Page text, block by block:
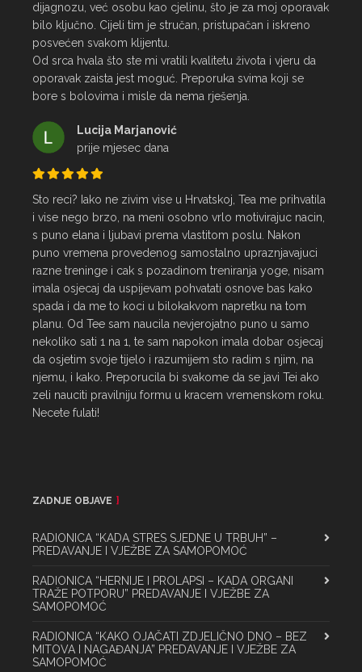
dijagnozu, već osobu kao cjelinu, što je za moj oporavak
bilo ključno. Cijeli tim je stručan, pristupačan i iskreno
posvećen svakom klijentu.
Od srca hvala što ste mi vratili kvalitetu života i vjeru da
oporavak zaista jest moguć. Preporuka svima koji se
bore s bolovima i misle da nema rješenja.
Lucija Marjanović
prije mjesec dana
Sto reci? Iako ne zivim vise u Hrvatskoj, Tea me prihvatila
i vise nego brzo, na meni osobno vrlo motivirajuc nacin,
s puno elana i ljubavi prema vlastitom poslu. Nakon
puno vremena provedenog samostalno upraznjavajuci
razne treninge i cak s pozadinom treniranja yoge, nisam
imala osjecaj da uspijevam pohvatati osnove bas kako
spada i da me to koci u bilokakvom napretku na tom
planu. Od Tee sam naucila nevjerojatno puno u samo
nekoliko sati 1 na 1, te sam napokon imala dobar osjecaj
da osjetim svoje tijelo i razumijem sto radim s njim, na
njemu, i kako. Preporucila bi svakome da se javi Tei ako
zeli nauciti pravilniju formu u kracem vremenskom roku.
Necete fulati!
ZADNJE OBJAVE
RADIONICA “KADA STRES SJEDNE U TRBUH” –
PREDAVANJE I VJEŽBE ZA SAMOPOMOĆ
RADIONICA “HERNIJE I PROLAPSI – KADA ORGANI
TRAŽE POTPORU” PREDAVANJE I VJEŽBE ZA
SAMOPOMOĆ
RADIONICA “KAKO OJAČATI ZDJELIČNO DNO – BEZ
MITOVA I NAGAĐANJA” PREDAVANJE I VJEŽBE ZA
SAMOPOMOĆ